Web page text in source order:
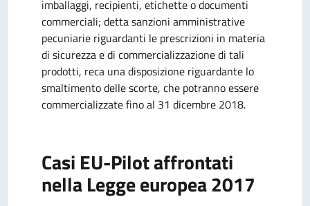
imballaggi, recipienti, etichette o documenti
commerciali; detta sanzioni amministrative
pecuniarie riguardanti le prescrizioni in materia
di sicurezza e di commercializzazione di tali
prodotti, reca una disposizione riguardante lo
smaltimento delle scorte, che potranno essere
commercializzate fino al 31 dicembre 2018.
Casi EU-Pilot affrontati
nella Legge europea 2017